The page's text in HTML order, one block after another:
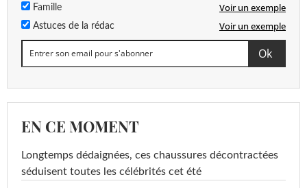
Famille Voir un exemple
Astuces de la rédac Voir un exemple
EN CE MOMENT
Longtemps dédaignées, ces chaussures décontractées
séduisent toutes les célébrités cet été